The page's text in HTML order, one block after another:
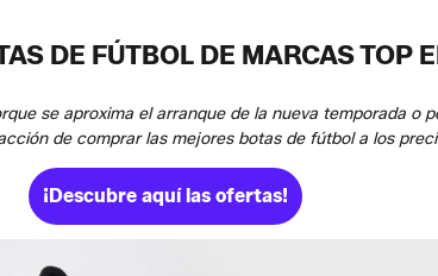
DE FÚTBOL DE MARCAS TOP
se aproxima el arranque de la nueva temporada o
de comprar las mejores botas de fútbol a los
¡Descubre aquí las ofertas!